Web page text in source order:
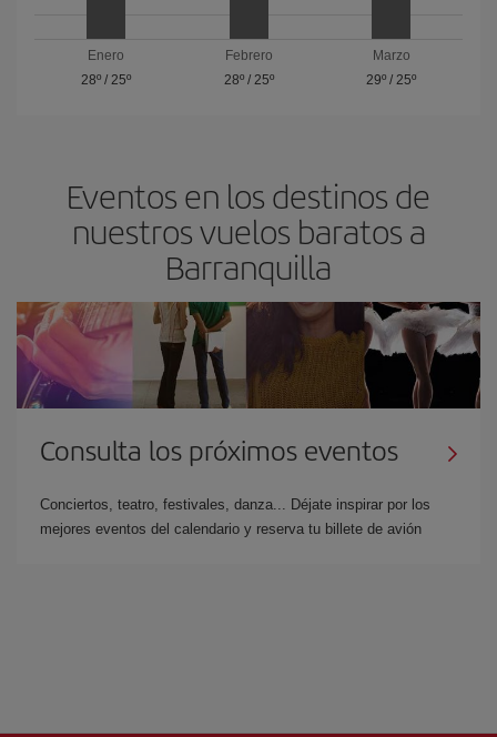
Enero
28º/ 25º
Febrero
28º/ 25º
Marzo
29º /25º
Eventos en los destinos de
nuestros vuelos baratos a
Barranquilla
Consulta los próximos eventos
Conciertos, teatro, festivales, danza... Déjate inspirar por los
mejores eventos del calendario y reserva tu billete de avión